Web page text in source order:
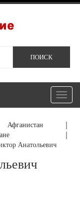
Афганистан |
|
Анатольевич